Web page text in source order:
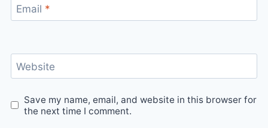
Email *
Website
Save my name, email, and website in this browser for
the next time I comment.